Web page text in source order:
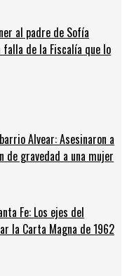
al padre de Sofía
falla de la Fiscalía que lo
Alvear: Asesinaron a
de gravedad a una mujer
Fe: Los ejes del
la Carta Magna de 1962